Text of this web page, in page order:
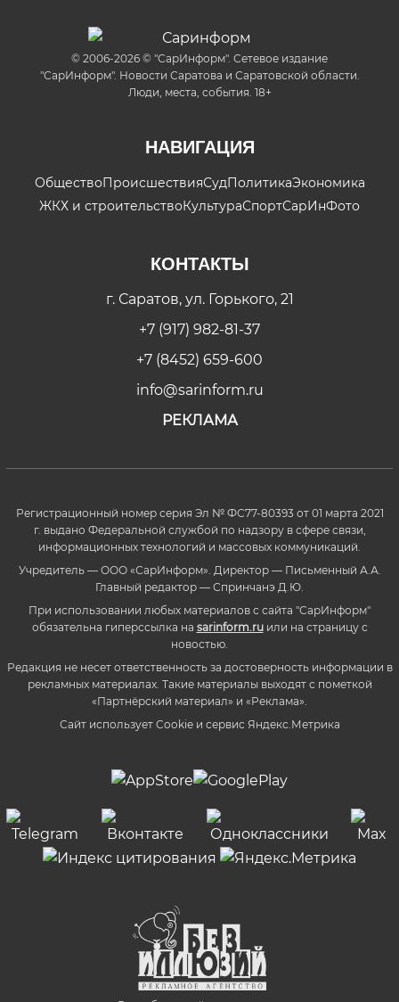
© 2006-2026 © "СарИнформ". Сетевое издание
"СарИнформ". Новости Саратова и Саратовской области.
Люди, места, события. 18+
НАВИГАЦИЯ
ОбществоПроисшествияСудПолитикаЭкономика
ЖКХ и строительствоКультураСпортСарИнФото
КОНТАКТЫ
г. Саратов, ул. Горького, 21
+7 (917) 982-81-37
+7 (8452) 659-600
info@sarinform.ru
РЕКЛАМА
Регистрационный номер серия Эл № ФС77-80393 от 01 марта 2021
г. выдано Федеральной службой по надзору в сфере связи,
информационных технологий и массовых коммуникаций.
Учредитель — ООО «СарИнформ». Директор — Письменный А.А.
Главный редактор — Спринчанэ Д.Ю.
При использовании любых материалов с сайта "СарИнформ"
обязательна гиперссылка на sarinform.ruили на страницу с
новостью.
Редакция не несет ответственность за достоверность информации в
рекламных материалах. Такие материалы выходят с пометкой
«Партнёрский материал» и «Реклама».
Сайт использует Cookie и сервиc Яндекс.Метрика